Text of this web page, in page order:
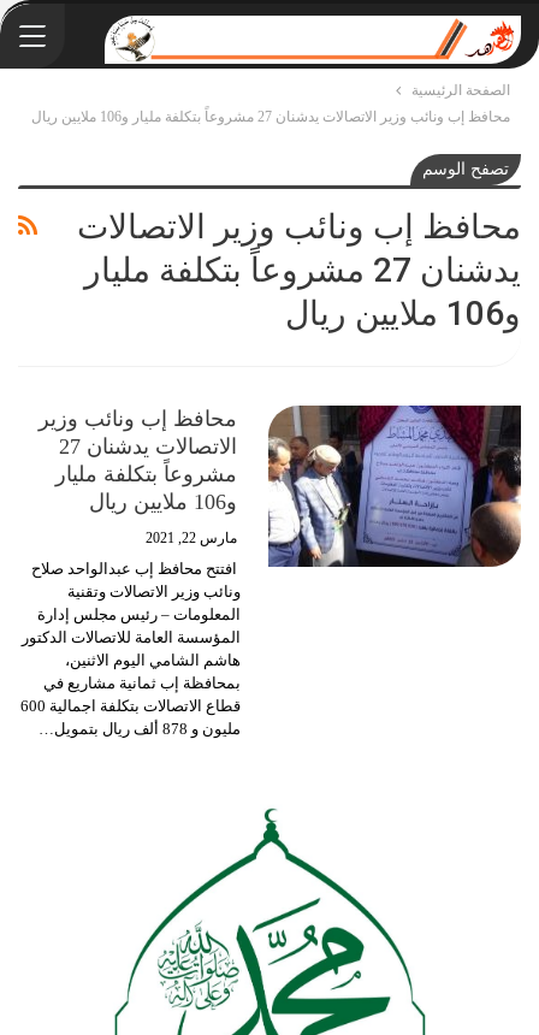
الصفحة الرئيسية
محافظ إب ونائب وزير الاتصالات يدشنان 27 مشروعاً بتكلفة مليار و106 ملايين ريال
تصفح الوسم
محافظ إب ونائب وزير الاتصالات
يدشنان 27 مشروعاً بتكلفة مليار
و106 ملايين ريال
محافظ إب ونائب وزير
الاتصالات يدشنان 27
مشروعاً بتكلفة مليار
و106 ملايين ريال
مارس 22, 2021
افتتح محافظ إب عبدالواحد صلاح
ونائب وزير الاتصالات وتقنية
المعلومات – رئيس مجلس إدارة
المؤسسة العامة للاتصالات الدكتور
هاشم الشامي اليوم الاثنين،
بمحافظة إب ثمانية مشاريع في
قطاع الاتصالات بتكلفة اجمالية 600
مليون و 878 ألف ريال بتمويل
…